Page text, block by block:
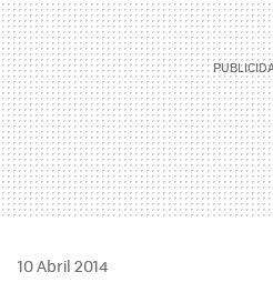
10 Abril 2014